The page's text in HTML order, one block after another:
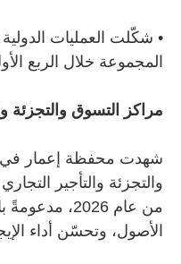
•
المجموعة خلال الربع الأول
مراكز التسوق والتجزئة
شهدت محفظة إعمار في
والتجزئة والتأجير
من عام 2026،
الأصول، وتحسّن أداء